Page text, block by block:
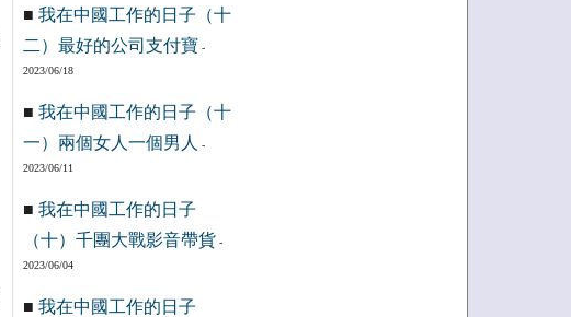
■ 我在中國工作的日子（十
二）最好的公司支付寶 -
2023/06/18
■ 我在中國工作的日子（十
一）兩個女人一個男人
-
2023/06/11
■ 我在中國工作的日子
（十）千團大戰影音帶貨 -
2023/06/04
■ 我在中國工作的日子